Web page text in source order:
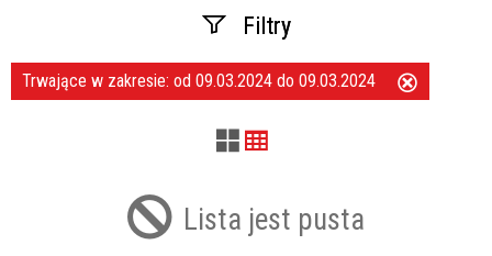
Filtry
Szukana fraza
Trwające w zakresie: od 09.03.2024 do 09.03.2024
Lista jest pusta